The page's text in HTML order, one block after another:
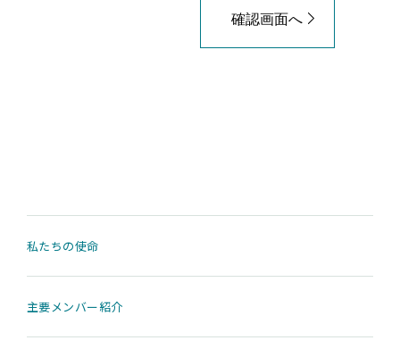
確認画面へ
私たちの使命
主要メンバー紹介